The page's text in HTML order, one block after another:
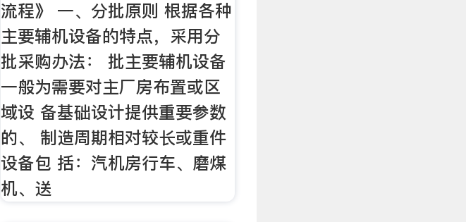
流程》 一、分批原则 根据各种
主要辅机设备的特点，采用分
批采购办法： 批主要辅机设备
一般为需要对主厂房布置或区
域设 备基础设计提供重要参数
的、 制造周期相对较长或重件
设备包 括：汽机房行车、磨煤
机、送